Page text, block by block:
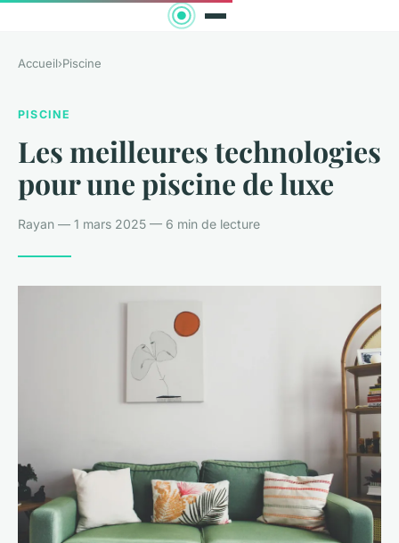
Accueil›Piscine
PISCINE
Les meilleures technologies
pour une piscine de luxe
Rayan — 1 mars 2025 — 6 min de lecture